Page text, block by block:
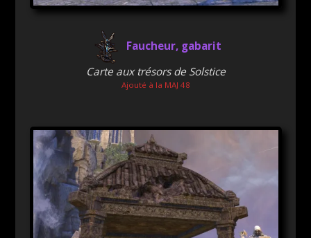
Faucheur, gabarit
Carte aux trésors de Solstice
Ajouté à la MAJ 48